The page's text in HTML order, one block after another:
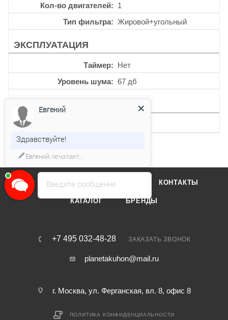
Кол-во двигателей
1
Тип фильтра
Жировой+угольный
ЭКСПЛУАТАЦИЯ
Таймер
Нет
Уровень шума
67 дб
ДРУГИЕ ХАРАКТЕРИСТИКИ
Интервальная работа
О КОМПАНИИ ОТЗЫВЫ КОНТАКТЫ
КАТАЛОГ БРЕНДЫ
+7 495 032-48-28 ЗАКАЗАТЬ ЗВОНОК
planetakuhon@mail.ru
г. Москва, ул. Ферганская, вл. 8, офис 8
ПОЛИТИКА КОНФИДЕНЦИАЛЬНОСТИ
Введите сообщение
Евгений
Здравствуйте!
Евгенийпечатает...